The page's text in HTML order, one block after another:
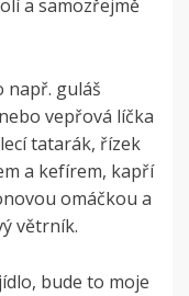
a samozřejmě
např. guláš
vepřová líčka
tatarák, řízek
a kefírem, kapří
omáčkou a
větrník.
bude to moje